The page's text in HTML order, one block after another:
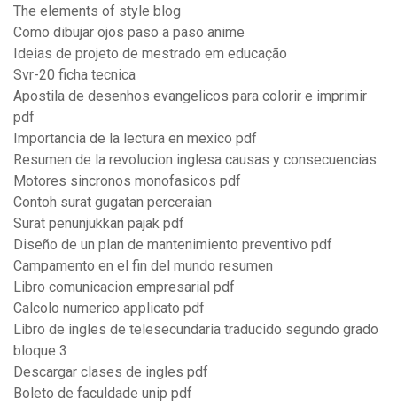
The elements of style blog
Como dibujar ojos paso a paso anime
Ideias de projeto de mestrado em educação
Svr-20 ficha tecnica
Apostila de desenhos evangelicos para colorir e imprimir
pdf
Importancia de la lectura en mexico pdf
Resumen de la revolucion inglesa causas y consecuencias
Motores sincronos monofasicos pdf
Contoh surat gugatan perceraian
Surat penunjukkan pajak pdf
Diseño de un plan de mantenimiento preventivo pdf
Campamento en el fin del mundo resumen
Libro comunicacion empresarial pdf
Calcolo numerico applicato pdf
Libro de ingles de telesecundaria traducido segundo grado
bloque 3
Descargar clases de ingles pdf
Boleto de faculdade unip pdf